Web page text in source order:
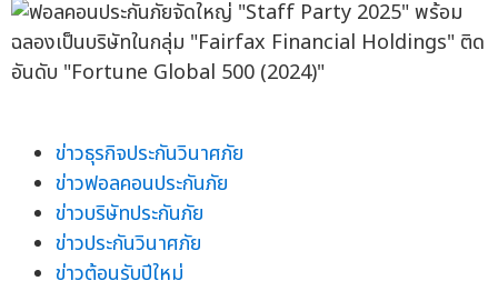
ข่าวธุรกิจประกันวินาศภัย
ข่าวฟอลคอนประกันภัย
ข่าวบริษัทประกันภัย
ข่าวประกันวินาศภัย
ข่าวต้อนรับปีใหม่